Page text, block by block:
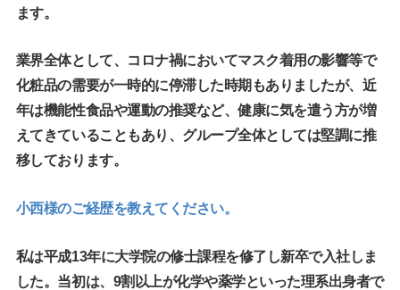
ます。
業界全体として、コロナ禍においてマスク着用の影響等で
化粧品の需要が一時的に停滞した時期もありましたが、近
年は機能性食品や運動の推奨など、健康に気を遣う方が増
えてきていることもあり、グループ全体としては堅調に推
移しております。
小西様のご経歴を教えてください。
私は平成13年に大学院の修士課程を修了し新卒で入社しま
した。当初は、9割以上が化学や薬学といった理系出身者で